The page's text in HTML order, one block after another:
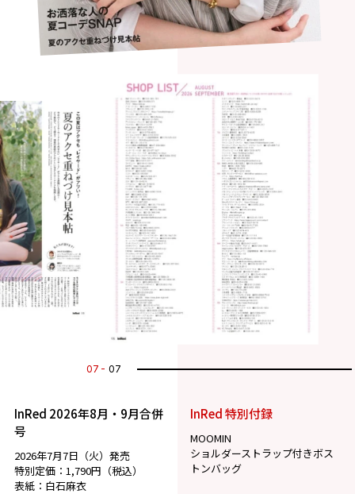
07 07
InRed 2026年8月・9月合併
号
2026年7月7日（火）発売
特別定価：1,790円（税込）
表紙：白石麻衣
InRed 特別付録
MOOMIN
ショルダーストラップ付きボス
トンバッグ